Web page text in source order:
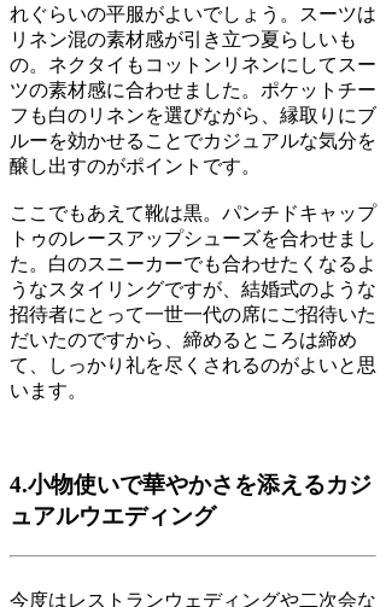
れぐらいの平服がよいでしょう。スーツは
リネン混の素材感が引き立つ夏らしいも
の。ネクタイもコットンリネンにしてスー
ツの素材感に合わせました。ポケットチー
フも白のリネンを選びながら、縁取りにブ
ルーを効かせることでカジュアルな気分を
醸し出すのがポイントです。
ここでもあえて靴は黒。パンチドキャップ
トゥのレースアップシューズを合わせまし
た。白のスニーカーでも合わせたくなるよ
うなスタイリングですが、結婚式のような
招待者にとって一世一代の席にご招待いた
だいたのですから、締めるところは締め
て、しっかり礼を尽くされるのがよいと思
います。
4.小物使いで華やかさを添えるカジ
ュアルウエディング
今度はレストランウェディングや二次会な